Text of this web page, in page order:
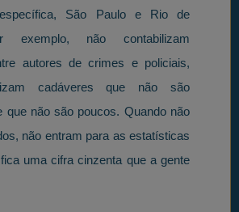
específica, São Paulo e Rio de
exemplo, não contabilizam
autores de crimes e policiais,
cadáveres que não são
que não são poucos. Quando não
não entram para as estatísticas
uma cifra cinzenta que a gente